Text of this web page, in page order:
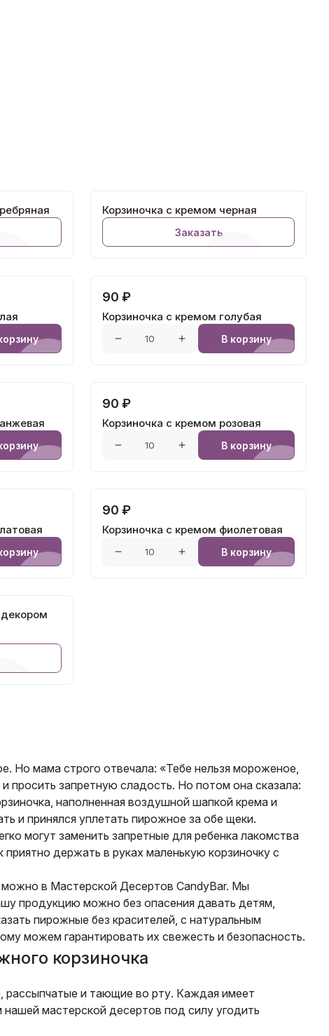
Корзиночка с кремом черная
Заказать
90 ₽
Корзиночка с кремом голубая
В корзину
90 ₽
Корзиночка с кремом розовая
В корзину
90 ₽
Корзиночка с кремом фиолетовая
В корзину
Но мама строго отвечала: «Тебе нельзя мороженое,
просить запретную сладость. Но потом она сказала:
наполненная воздушной шапкой крема и
и принялся уплетать пирожное за обе щеки.
могут заменить запретные для ребенка лакомства
держать в руках маленькую корзиночку с
можно в Мастерской Десертов CandyBar. Мы
продукцию можно без опасения давать детям,
пирожные без красителей, с натуральным
можем гарантировать их свежесть и безопасность.
корзиночка
рассыпчатые и тающие во рту. Каждая имеет
мастерской десертов под силу угодить